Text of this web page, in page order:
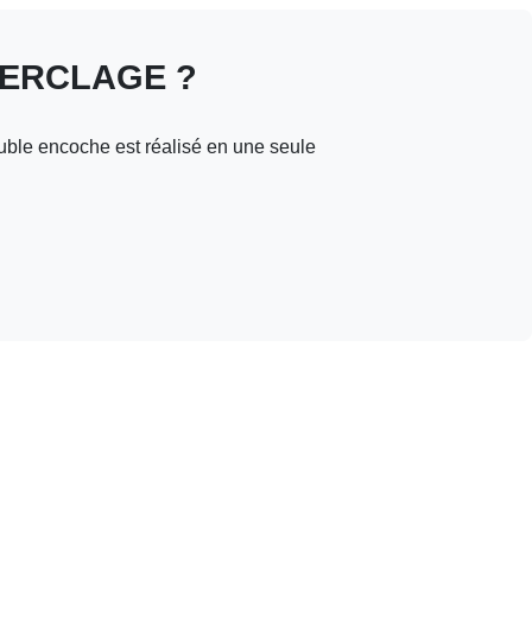
?
encoche est réalisé en une seule